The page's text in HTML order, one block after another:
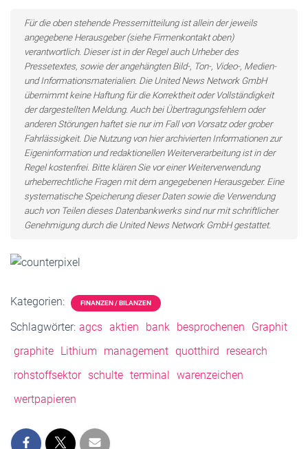
Für die oben stehende Pressemitteilung ist allein der jeweils
angegebene Herausgeber (siehe Firmenkontakt oben)
verantwortlich. Dieser ist in der Regel auch Urheber des
Pressetextes, sowie der angehängten Bild-, Ton-, Video-, Medien-
und Informationsmaterialien. Die United News Network GmbH
übernimmt keine Haftung für die Korrektheit oder Vollständigkeit
der dargestellten Meldung. Auch bei Übertragungsfehlern oder
anderen Störungen haftet sie nur im Fall von Vorsatz oder grober
Fahrlässigkeit. Die Nutzung von hier archivierten Informationen zur
Eigeninformation und redaktionellen Weiterverarbeitung ist in der
Regel kostenfrei. Bitte klären Sie vor einer Weiterverwendung
urheberrechtliche Fragen mit dem angegebenen Herausgeber. Eine
systematische Speicherung dieser Daten sowie die Verwendung
auch von Teilen dieses Datenbankwerks sind nur mit schriftlicher
Genehmigung durch die United News Network GmbH gestattet.
Kategorien: FINANZEN / BILANZEN
Schlagwörter: agcs aktien bank besprochenen
Graphit
graphite
Lithium management quotthird
research
rohstoffsektor schulte terminal
warenzeichen
wertpapieren